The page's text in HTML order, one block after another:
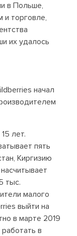
в Польше,
и торговле,
их удалось
начал
лет.
пять
Киргизию
тыс.
малого
выйти на
в марте 2019
в